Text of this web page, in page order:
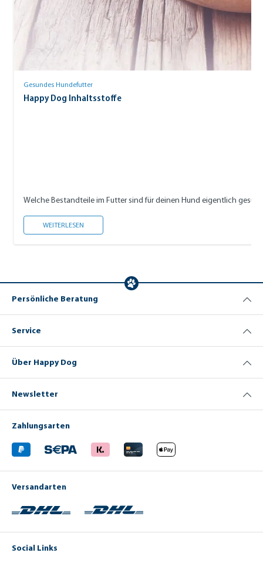
Gesundes Hundefutter
Happy Dog Inhaltsstoffe
Welche Bestandteile im Futter sind für deinen Hund eigentlich
WEITERLESEN
Persönliche Beratung
Service
Über Happy Dog
Newsletter
Zahlungsarten
Versandarten
Social Links